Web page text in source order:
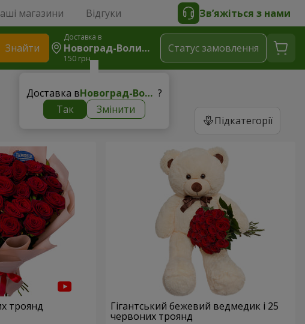
магазини Відгуки Зв’яжіться з нами
Знайти
Доставка в
Новоград-Волинський
150 грн
Доставка в Новоград-Волинський ?
Так
Змінити
Статус замовлення
Підкатегорії
троянд Гігантський бежевий ведмедик і 25
червоних троянд